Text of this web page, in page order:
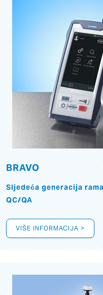
BRAVO
Sljedeća generacija
QC/QA
VIŠE INFORMACIJA >